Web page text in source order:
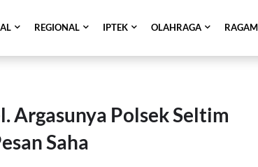
REGIONAL IPTEK OLAHRAGA RAGAM
Argasunya Polsek Seltim
Saha